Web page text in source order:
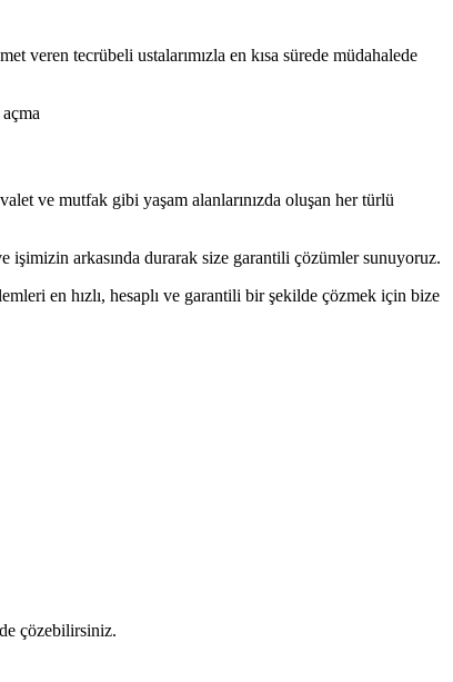
veren tecrübeli ustalarımızla en kısa sürede müdahalede
ve mutfak gibi yaşam alanlarınızda oluşan her türlü
işimizin arkasında durarak size garantili çözümler sunuyoruz.
en hızlı, hesaplı ve garantili bir şekilde çözmek için bize
çözebilirsiniz.